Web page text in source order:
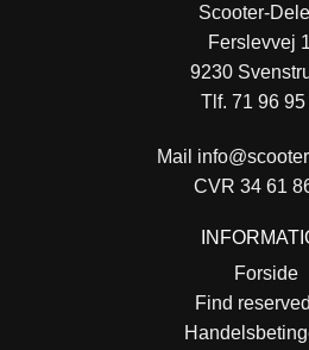
Scooter-
Ferslevvej
9230
Tlf. 71 96 95
Mail
CVR 34 61
Forside
Find